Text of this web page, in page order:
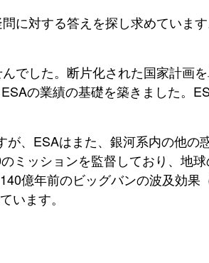
に対する答えを探し求めていま
でした。断片化された国家計画
の業績の基礎を築きました。
、ESAはまた、銀河系内の他の
ミッションを監督しており、地
億年前のビッグバンの波及効果
います。